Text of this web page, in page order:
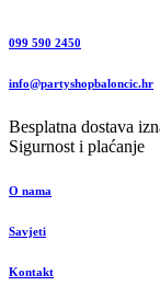
099 590 2450
info@partyshopbaloncic.hr
Besplatna dostava
Sigurnost i plaćanje
O nama
Savjeti
Kontakt